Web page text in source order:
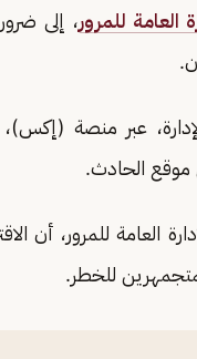
العامة للمرور، إلى
عبر منصة
موقع الحادث.
العامة للمرور،
للخطر.